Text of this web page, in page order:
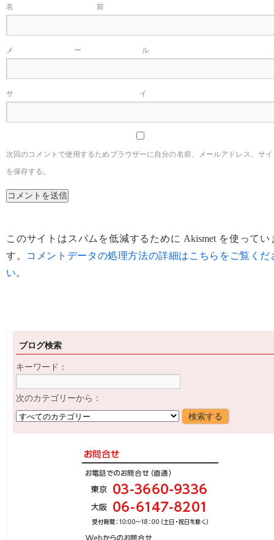
名前
メール
サイ
次回のコメントで使用するためブラウザーに自分の名前、メールアドレス、サ
を保存する。
このサイトはスパムを低減するために Akismet を使ってい
す。
コメントデータの処理方法の詳細はこちらをご覧くだ
い。
ブログ検索
キーワード：
次のカテゴリーから：